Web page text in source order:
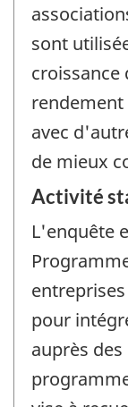
sont
avec
de mieux
Activité
L'enquête
entreprises
pour
auprès